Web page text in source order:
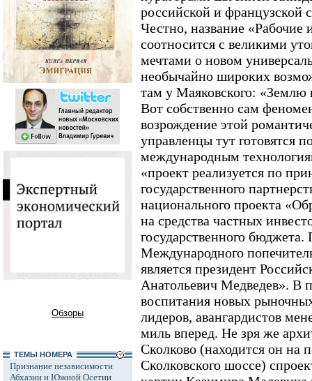
Обзоры
ТЕМЫ НОМЕРА
Признание независимости
Абхазии и Южной Осетии
российской и французской
Честно, название
соотносится с великими
мечтами о новом
необычайно широких
там у Маяковского:
Вот собственно сам
возрождение этой
управленцы тут готовятся
международным
«проект реализуется по
государственного
национального проекта
на средства частных
государственного бюджета.
Международного
является президент
Анатольевич Медведев». В
воспитания новых
лидеров, авангардистов
миль вперед. Не зря же
Сколково (находится он на
Сколковского шоссе)